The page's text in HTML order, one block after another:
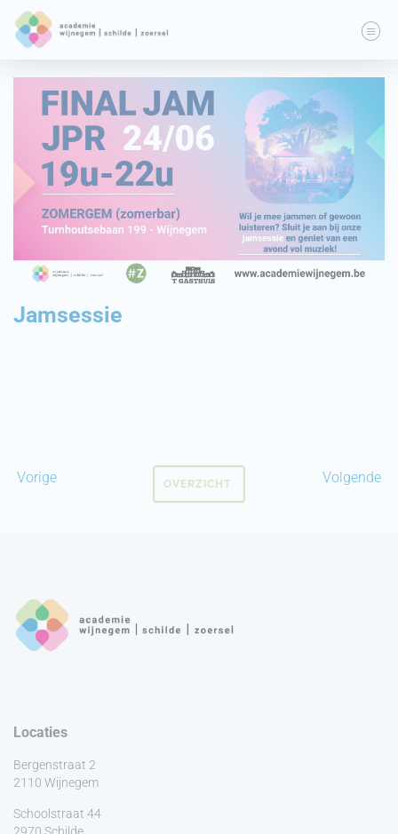
Jamsessie
Vorige Volgende
OVERZICHT
Locaties
Bergenstraat 2
2110 Wijnegem
Schoolstraat 44